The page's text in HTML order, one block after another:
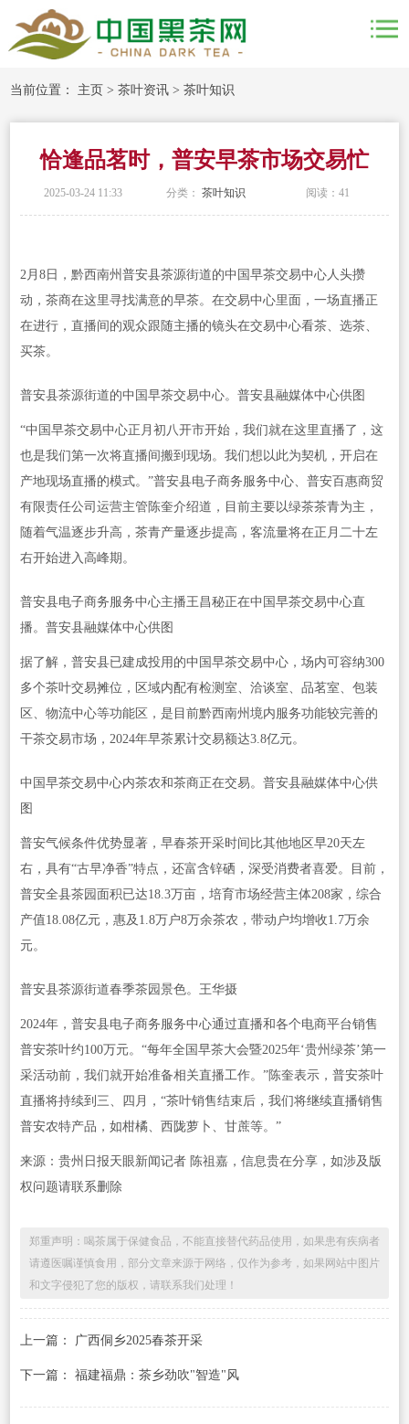
当前位置： 主页 >茶叶资讯 >茶叶知识
恰逢品茗时，普安早茶市场交易忙
2025-03-24 11:33 分类：茶叶知识 阅读：41
2月8日，黔西南州普安县茶源街道的中国早茶交易中心人头攒
动，茶商在这里寻找满意的早茶。在交易中心里面，一场直播正
在进行，直播间的观众跟随主播的镜头在交易中心看茶、选茶、
买茶。
普安县茶源街道的中国早茶交易中心。普安县融媒体中心供图
“中国早茶交易中心正月初八开市开始，我们就在这里直播了，这
也是我们第一次将直播间搬到现场。我们想以此为契机，开启在
产地现场直播的模式。”普安县电子商务服务中心、普安百惠商贸
有限责任公司运营主管陈奎介绍道，目前主要以绿茶茶青为主，
随着气温逐步升高，茶青产量逐步提高，客流量将在正月二十左
右开始进入高峰期。
普安县电子商务服务中心主播王昌秘正在中国早茶交易中心直
播。普安县融媒体中心供图
据了解，普安县已建成投用的中国早茶交易中心，场内可容纳300
多个茶叶交易摊位，区域内配有检测室、洽谈室、品茗室、包装
区、物流中心等功能区，是目前黔西南州境内服务功能较完善的
干茶交易市场，2024年早茶累计交易额达3.8亿元。
中国早茶交易中心内茶农和茶商正在交易。普安县融媒体中心供
图
普安气候条件优势显著，早春茶开采时间比其他地区早20天左
右，具有“古早净香”特点，还富含锌硒，深受消费者喜爱。目前，
普安全县茶园面积已达18.3万亩，培育市场经营主体208家，综合
产值18.08亿元，惠及1.8万户8万余茶农，带动户均增收1.7万余
元。
普安县茶源街道春季茶园景色。王华摄
2024年，普安县电子商务服务中心通过直播和各个电商平台销售
普安茶叶约100万元。“每年全国早茶大会暨2025年‘贵州绿茶’第一
采活动前，我们就开始准备相关直播工作。”陈奎表示，普安茶叶
直播将持续到三、四月，“茶叶销售结束后，我们将继续直播销售
普安农特产品，如柑橘、西陇萝卜、甘蔗等。”
来源：贵州日报天眼新闻记者 陈祖嘉，信息贵在分享，如涉及版
权问题请联系删除
郑重声明：喝茶属于保健食品，不能直接替代药品使用，如果患有疾病者
请遵医嘱谨慎食用，部分文章来源于网络，仅作为参考，如果网站中图片
和文字侵犯了您的版权，请联系我们处理！
上一篇： 广西侗乡2025春茶开采
下一篇： 福建福鼎：茶乡劲吹"智造"风